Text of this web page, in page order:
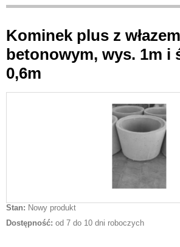
Kominek plus z włazem
betonowym, wys. 1m i
0,6m
Stan: Nowy produkt
Dostępność: od 7 do 10 dni roboczych